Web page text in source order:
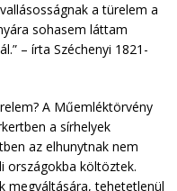
a türelem a
sohasem láttam
– írta Széchenyi 1821-
A Műemléktörvény
a sírhelyek
az elhunytnak nem
országokba költöztek.
megváltására, tehetetlenül